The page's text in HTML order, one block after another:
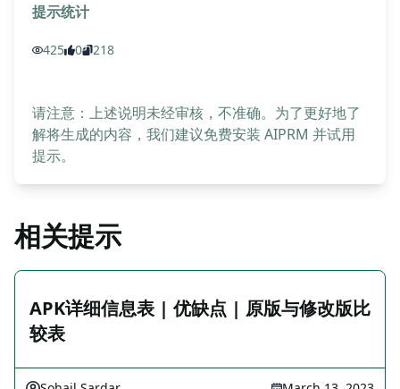
提示统计
425 0 218
请注意：上述说明未经审核，不准确。为了更好地了
解将生成的内容，我们建议免费安装 AIPRM 并试用
提示。
相关提示
APK详细信息表 | 优缺点 | 原版与修改版比
较表